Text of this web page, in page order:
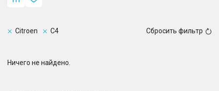
Citroen C4 Сбросить фильтр
Ничего не найдено.